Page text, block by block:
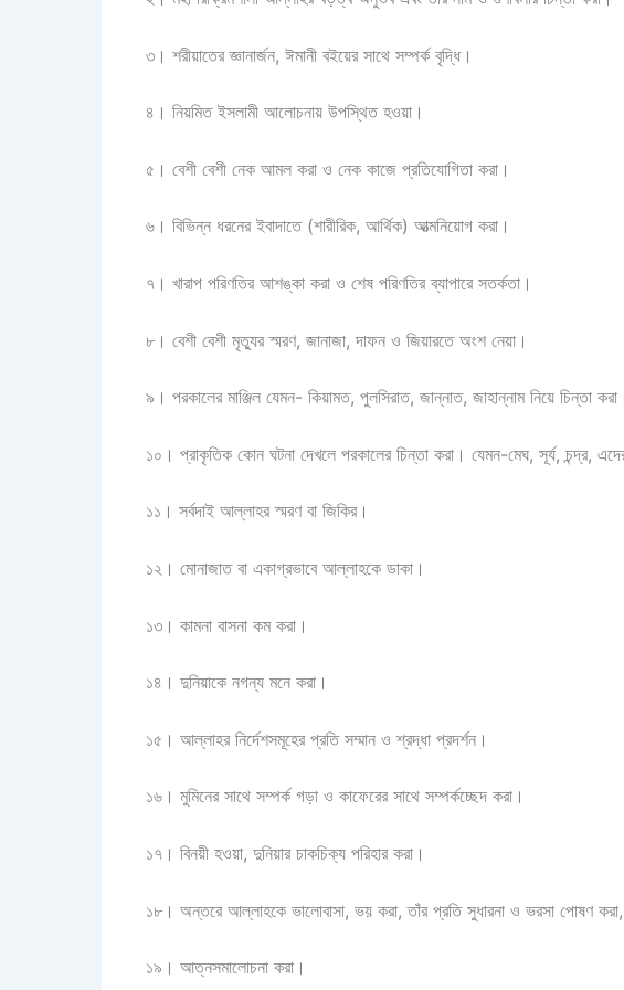
৩। শরীয়াতের জ্ঞানার্জন, ঈমানী বইয়ের সাথে সম্পর্ক বৃদ্ধি।
৪। নিয়মিত ইসলামী আলোচনায় উপস্থিত হওয়া।
৫। বেশী বেশী নেক আমল করা ও নেক কাজে প্রতিযোগিতা করা।
৬। বিভিন্ন ধরনের ইবাদাতে (শারীরিক, আর্থিক) আত্মনিয়োগ করা।
৭। খারাপ পরিণতির আশঙ্কা করা ও শেষ পরিণতির ব্যাপারে সতর্কতা।
৮। বেশী বেশী মৃত্যুর স্মরণ, জানাজা, দাফন ও জিয়ারতে অংশ নেয়া।
৯। পরকালের মাঞ্জিল যেমন- কিয়ামত, পুলসিরাত, জান্নাত, জাহান্নাম নিয়ে চিন্তা করা।
১০। প্রাকৃতিক কোন ঘটনা দেখলে পরকালের চিন্তা করা। যেমন-মেঘ, সূর্য, চন্দ্র,
১১। সর্বদাই আল্লাহর স্মরণ বা জিকির।
১২। মোনাজাত বা একাগ্রভাবে আল্লাহকে ডাকা।
১৩। কামনা বাসনা কম করা।
১৪। দুনিয়াকে নগন্য মনে করা।
১৫। আল্লাহর নির্দেশসমূহের প্রতি সম্মান ও শ্রদ্ধা প্রদর্শন।
১৬। মুমিনের সাথে সম্পর্ক গড়া ও কাফেরের সাথে সম্পর্কচ্ছেদ করা।
১৭। বিনয়ী হওয়া, দুনিয়ার চাকচিক্য পরিহার করা।
১৮। অন্তরে আল্লাহকে ভালোবাসা, ভয় করা, তাঁর প্রতি সুধারনা ও ভরসা পোষণ করা,
১৯। আত্নসমালোচনা করা।